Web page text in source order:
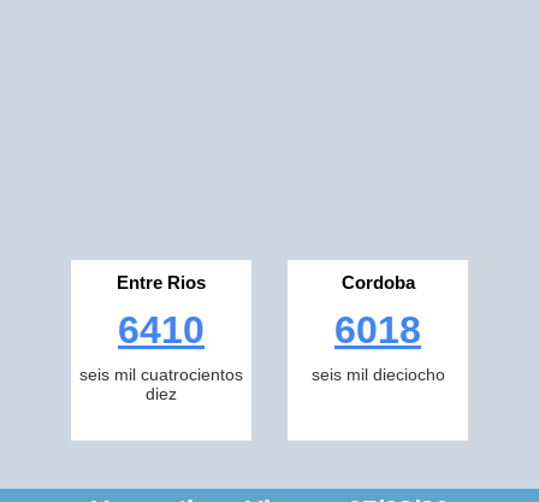
Entre Rios
6410
seis mil cuatrocientos
diez
Cordoba
6018
seis mil dieciocho